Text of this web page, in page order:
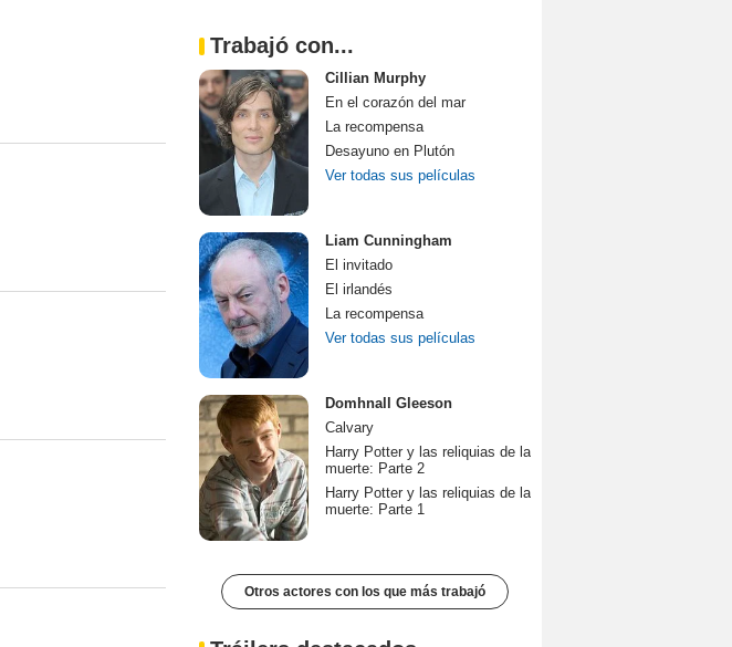
Trabajó con...
Cillian Murphy
En el corazón del mar
La recompensa
Desayuno en Plutón
Ver todas sus películas
Liam Cunningham
El invitado
El irlandés
La recompensa
Ver todas sus películas
Domhnall Gleeson
Calvary
Harry Potter y las reliquias de la
muerte: Parte 2
Harry Potter y las reliquias de la
muerte: Parte 1
Otros actores con los que más trabajó